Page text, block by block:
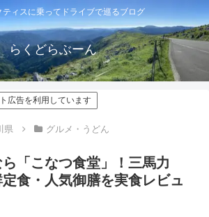
ティスに乗ってドライブで巡るブログ
らくどらぶーん
広告を利用しています
県 グルメ・うどん
「こなつ食堂」！三馬力
食・人気御膳を実食レビュ